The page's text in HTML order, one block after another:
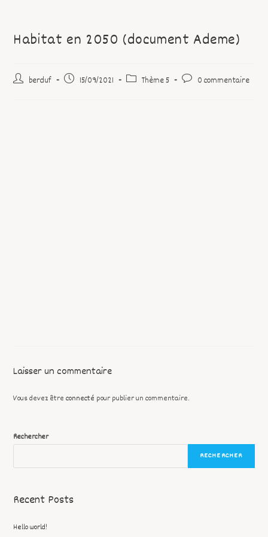
Habitat en 2050 (document Ademe)
berduf 15/09/2021 Thème 5 0 commentaire
Laisser un commentaire
Vous devez êtreconnecté pour publier un commentaire.
Rechercher
RECHERCHER
Recent Posts
Hello world!